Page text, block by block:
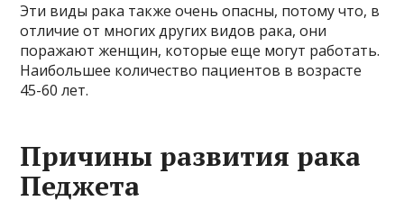
Эти виды рака также очень опасны, потому что, в
отличие от многих других видов рака, они
поражают женщин, которые еще могут работать.
Наибольшее количество пациентов в возрасте
45-60 лет.
Причины развития рака
Педжета